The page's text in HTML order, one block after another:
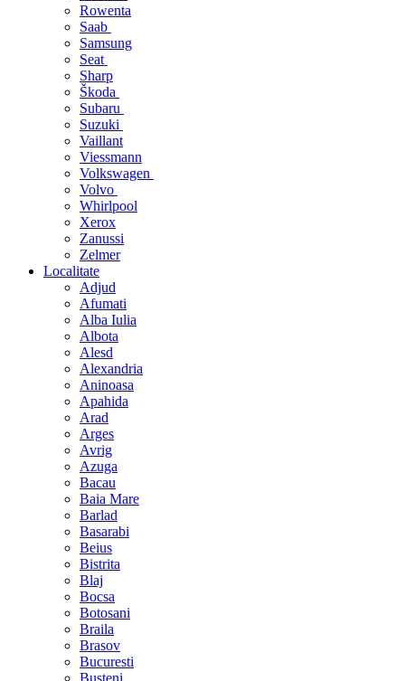
Rowenta
Saab
Samsung
Seat
Sharp
Škoda
Subaru
Suzuki
Vaillant
Viessmann
Volkswagen
Volvo
Whirlpool
Xerox
Zanussi
Zelmer
Localitate
Adjud
Afumati
Alba Iulia
Albota
Alesd
Alexandria
Aninoasa
Apahida
Arad
Arges
Avrig
Azuga
Bacau
Baia Mare
Barlad
Basarabi
Beius
Bistrita
Blaj
Bocsa
Botosani
Braila
Brasov
Bucuresti